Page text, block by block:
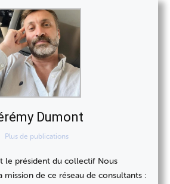
Dumont
Plus de publications
le président du collectif Nous
mission de ce réseau de consultants :